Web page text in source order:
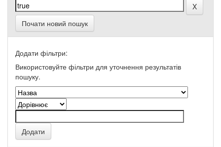
Почати новий пошук
Додати фільтри:
Використовуйте фільтри для уточнення результатів
пошуку.